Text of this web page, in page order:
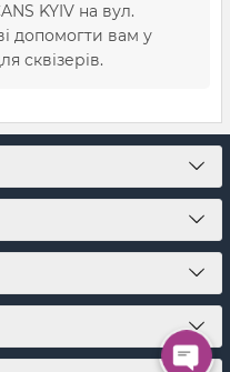
KYIV на вул.
допомогти вам у
сквізерів.